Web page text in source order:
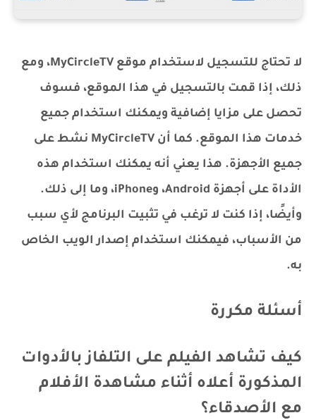
لا تحتاج للتسجيل لاستخدام موقع MyCircleTV، ومع
ذلك، إذا قمت بالتسجيل في هذا الموقع، فسوف
تحصل على مزايا إضافية ويمكنك استخدام جميع
خدمات هذا الموقع. كما أن MyCircleTV نشط على
جميع الأجهزة. هذا يعني أنه يمكنك استخدام هذه
الأداة على أجهزة Android، وiPhone، وما إلى ذلك.
وأيضًا، إذا كنت لا ترغب في تثبيت البرنامج لأي سبب
من الأسباب، فيمكنك استخدام إصدار الويب الخاص
به.
أسئلة مكررة
كيف تشاهد الفيلم على التلفاز بالأدوات
المذكورة أعلاه أثناء مشاهدة الأفلام
مع الأصدقاء؟